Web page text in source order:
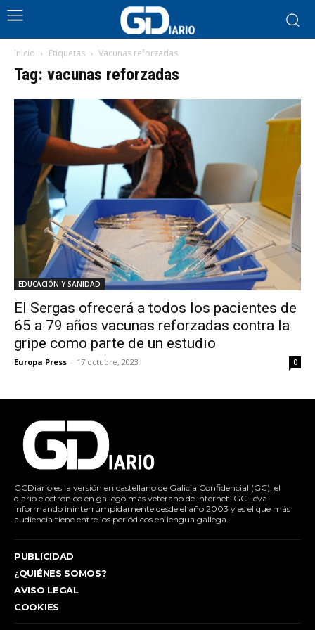
Inicio Etiquetas Vacunas reforzadas
Tag: vacunas reforzadas
EDUCACIÓN Y SANIDAD
El Sergas ofrecerá a todos los pacientes de
65 a 79 años vacunas reforzadas contra la
gripe como parte de un estudio
Europa Press - 17 octubre, 2023 0
GCDiario es la versión en castellano de Galicia Confidencial (GC), el
diario electrónico en gallego más veterano de internet. GC lleva
informando ininterrumpidamente desde el año 2003 y es el que más
audiencia tiene entre los periódicos en lengua gallega.
PUBLICIDAD
¿QUIÉNES SOMOS?
AVISO LEGAL
COOKIES